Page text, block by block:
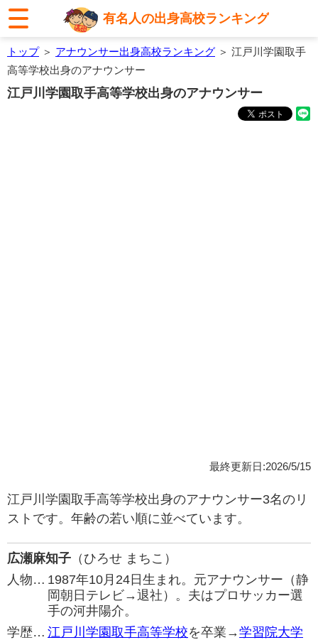
有名人の出身高校ランキング
トップ＞ アナウンサー出身高校ランキング ＞ 江戸川学園取手
高等学校出身のアナウンサー
江戸川学園取手高等学校出身のアナウンサー
最終更新日:2026/5/15
江戸川学園取手高等学校出身のアナウンサー3名のリ
ストです。年齢の若い順に並べています。
広瀬麻知子 （ひろせ まちこ）
人物… 1987年10月24日生まれ。元アナウンサー（静
岡朝日テレビ→退社）。夫はプロサッカー選
手の河井陽介。
学歴… 江戸川学園取手高等学校を卒業→学習院大学